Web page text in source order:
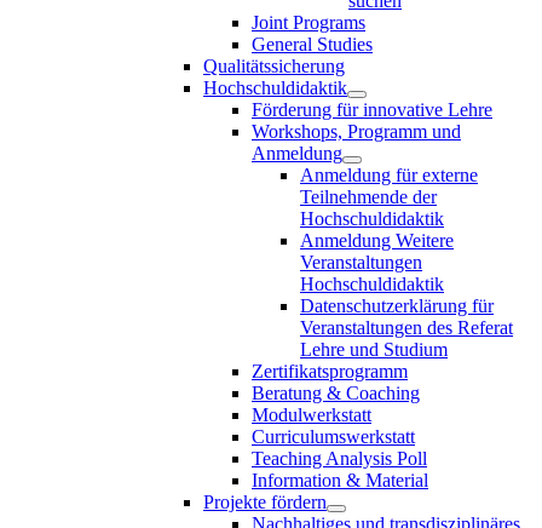
Joint Programs
General Studies
Qualitätssicherung
Hochschuldidaktik
Förderung für innovative Lehre
Workshops, Programm und
Anmeldung
Anmeldung für externe
Teilnehmende der
Hochschuldidaktik
Anmeldung Weitere
Veranstaltungen
Hochschuldidaktik
Datenschutzerklärung für
Veranstaltungen des Referat
Lehre und Studium
Zertifikatsprogramm
Beratung & Coaching
Modulwerkstatt
Curriculumswerkstatt
Teaching Analysis Poll
Information & Material
Projekte fördern
Nachhaltiges und transdisziplinäres